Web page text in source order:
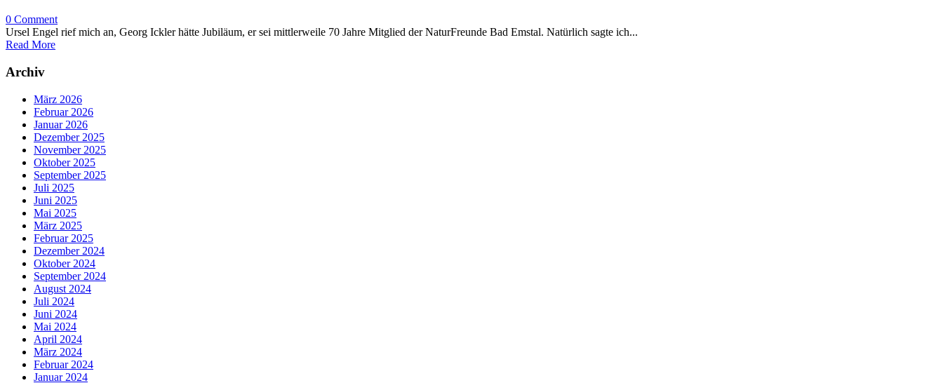
0 Comment
Ursel Engel rief mich an, Georg Ickler hätte Jubiläum, er sei mittlerweile 70 Jahre Mitglied der NaturFreunde Bad Emstal. Natürlich sagte ich...
Read More
Archiv
März 2026
Februar 2026
Januar 2026
Dezember 2025
November 2025
Oktober 2025
September 2025
Juli 2025
Juni 2025
Mai 2025
März 2025
Februar 2025
Dezember 2024
Oktober 2024
September 2024
August 2024
Juli 2024
Juni 2024
Mai 2024
April 2024
März 2024
Februar 2024
Januar 2024